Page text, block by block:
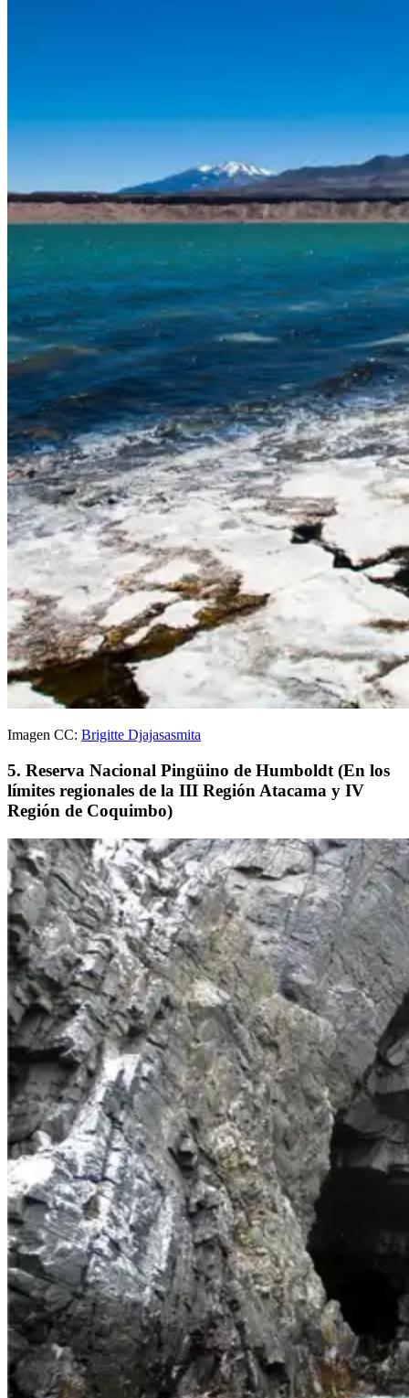
Imagen CC: Brigitte Djajasasmita
5. Reserva Nacional Pingüino de Humboldt (En los
límites regionales de la III Región Atacama y IV
Región de Coquimbo)